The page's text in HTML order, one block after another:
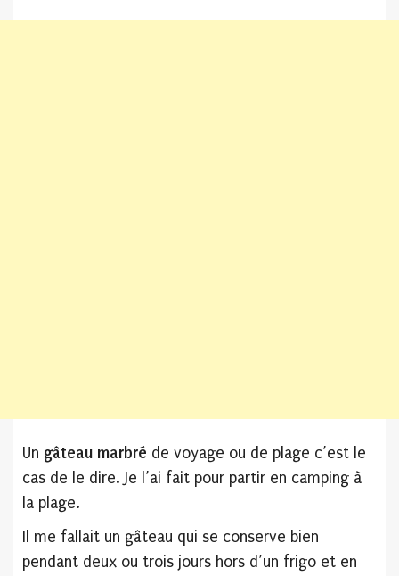
Un gâteau marbré de voyage ou de plage c’est le
cas de le dire. Je l’ai fait pour partir en camping à
la plage.
Il me fallait un gâteau qui se conserve bien
pendant deux ou trois jours hors d’un frigo et en